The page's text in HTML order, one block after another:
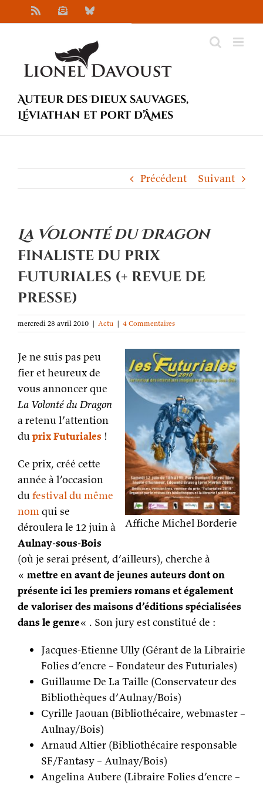
au
NewsletterBluesky
Auteur des Dieux sauvages,
Léviathan et Port d’Âmes
Précédent Suivant
La Volonté du Dragon
finaliste du prix
Futuriales (+ revue de
presse)
mercredi 28 avril 2010 | Actu | 4 Commentaires
Affiche Michel Borderie
Je ne suis pas peu
fier et heureux de
vous annoncer que
La Volonté du Dragon
a retenu l’attention
duprix Futuriales !
Ce prix, créé cette
année à l’occasion
dufestival du même
nomqui se
déroulera le 12 juin à
Aulnay-sous-Bois
(où je serai présent, d’ailleurs), cherche à
« mettre en avant de jeunes auteurs dont on
présente ici les premiers romans et également
de valoriser des maisons d’éditions spécialisées
dans le genre« . Son jury est constitué de :
Jacques-Etienne Ully (Gérant de la Librairie
Folies d’encre – Fondateur des Futuriales)
Guillaume De La Taille (Conservateur des
Bibliothèques d’Aulnay/Bois)
Cyrille Jaouan (Bibliothécaire, webmaster –
Aulnay/Bois)
Arnaud Altier (Bibliothécaire responsable
SF/Fantasy – Aulnay/Bois)
Angelina Aubere (Libraire Folies d’encre –